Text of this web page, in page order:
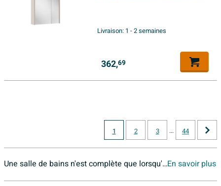
Livraison: 1 - 2 semaines
362,69
1 2 3 ... 44
Une salle de bains n'est complète que lorsqu'elle est dotée d'un bon miroir. Élément principalement fonctionnel, l'armoire de toilette peut aussi avoir l'air très à la mode et crée un espace de rangement supplémentaire peu encombrant dans la salle de bains. Rangez-y discrètement vos produits intimes, regroupés au même endroit, à portée de main. L'armoire de toilette trouve sa place dans chaque grande salle de bains et fait ses preuves en matière d'efficacité dans les plus petites surfaces !En savoir plus